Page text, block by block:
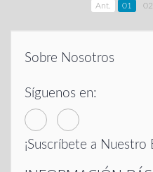
Ant. 01 02
Sobre Nosotros
Síguenos en:
¡Suscríbete a Nuestro